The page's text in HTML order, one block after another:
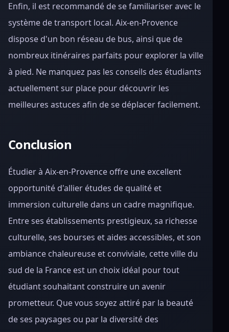
Enfin, il est recommandé de se familiariser avec le
système de transport local. Aix-en-Provence
dispose d'un bon réseau de bus, ainsi que de
nombreux itinéraires parfaits pour explorer la ville
à pied. Ne manquez pas les conseils des étudiants
actuellement sur place pour découvrir les
meilleures astuces afin de se déplacer facilement.
Conclusion
Étudier à Aix-en-Provence offre une excellent
opportunité d'allier études de qualité et
immersion culturelle dans un cadre magnifique.
Entre ses établissements prestigieux, sa richesse
culturelle, ses bourses et aides accessibles, et son
ambiance chaleureuse et conviviale, cette ville du
sud de la France est un choix idéal pour tout
étudiant souhaitant construire un avenir
prometteur. Que vous soyez attiré par la beauté
de ses paysages ou par la diversité des